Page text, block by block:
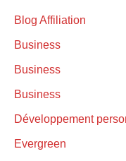
Blog Affiliation
Business
Business
Business
Développement
Evergreen